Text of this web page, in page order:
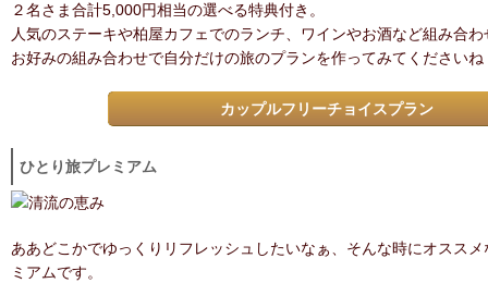
２名さま合計5,000円相当の選べる特典付き。
人気のステーキや柏屋カフェでのランチ、ワインやお酒など組み合
お好みの組み合わせで自分だけの旅のプランを作ってみてくださいね
カップルフリーチョイスプラン
ひとり旅プレミアム
ああどこかでゆっくりリフレッシュしたいなぁ、そんな時にオスス
ミアムです。